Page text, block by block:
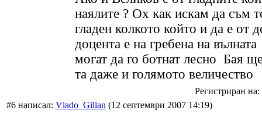
наялите ? Ох как искам да съм
гладен колкото който и да е от
доцента е на гребена на
могат да го ботнат лесно Бая
та даже и голямото величество
Регистриран
#6 написал: Vlado_Gillan (12 септември 2007 14:19)